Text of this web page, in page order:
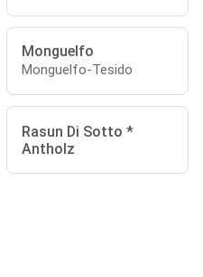
Monguelfo
Monguelfo-Tesido
Rasun Di Sotto *
Antholz